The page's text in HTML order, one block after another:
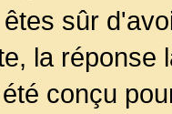
sûr
la réponse
conçu